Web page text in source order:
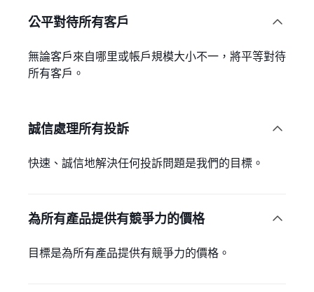
公平對待所有客戶 
無論客戶來自哪里或帳戶規模大小不一，將平等對待
所有客戶。
誠信處理所有投訴 
快速、誠信地解決任何投訴問題是我們的目標。
為所有產品提供有競爭力的價格 
目標是為所有產品提供有競爭力的價格。